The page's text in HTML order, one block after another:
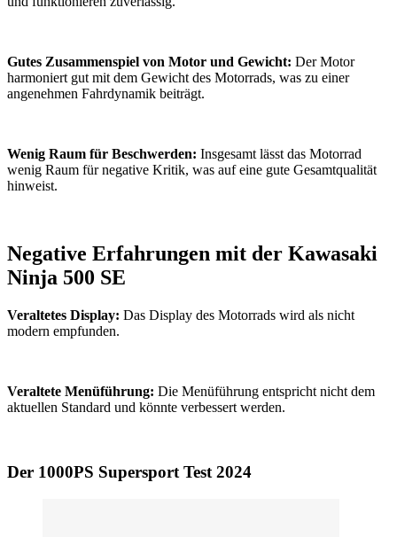
Gutes Zusammenspiel von Motor und Gewicht: Der Motor
harmoniert gut mit dem Gewicht des Motorrads, was zu einer
angenehmen Fahrdynamik beiträgt.
Wenig Raum für Beschwerden: Insgesamt lässt das Motorrad
wenig Raum für negative Kritik, was auf eine gute Gesamtqualität
hinweist.
Negative Erfahrungen mit der Kawasaki
Ninja 500 SE
Veraltetes Display: Das Display des Motorrads wird als nicht
modern empfunden.
Veraltete Menüführung: Die Menüführung entspricht nicht dem
aktuellen Standard und könnte verbessert werden.
Der 1000PS Supersport Test 2024